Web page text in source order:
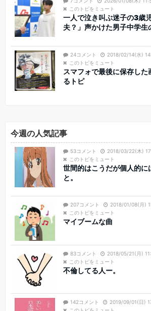
このトピをミュート
一人で泣き叫ぶ迷子の3歳
夫？」声かけた男子中学生
24コメント
2018/02/14(水)
このトピをミュート
スマフォで最後に保存した
るトピ
今週の人気記事
53コメント
2018/03/22(木)
このトピをミュート
世間的はこうだが個人的に
と。
207コメント
2018/01/08(月)
このトピをミュート
マイブームな曲
83コメント
2018/05/21(月)
このトピをミュート
不倫してる人ー。
142コメント
2019/09/01(日)